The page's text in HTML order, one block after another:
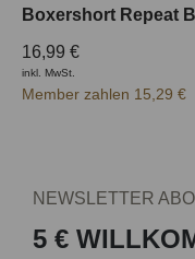
16,99 €
inkl. MwSt.
Member zahlen 15,29 €
NEWSLETTER
5 €